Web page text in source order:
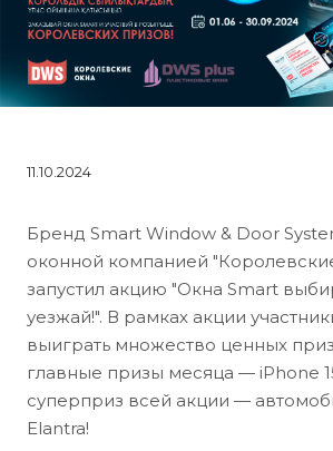
11.10.2024
Бренд Smart Window & Door
оконной компанией
запустил акцию "Окна Smart
уезжай!". В рамках акции
выиграть множество ценных
главные призы месяца — iPhone
суперприз всей акции —
Elantra!